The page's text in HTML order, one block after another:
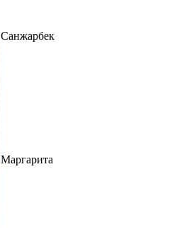
Санжарбек
Маргарита